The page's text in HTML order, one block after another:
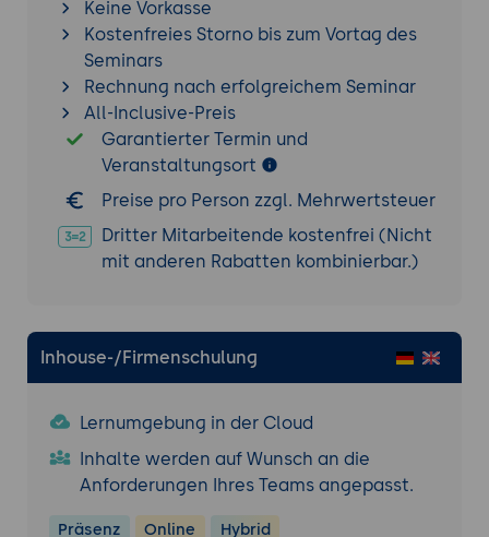
Agent-Modus:OTel-Collector als
DaemonSet (ein Collector pro Node).
Sidecar-Modus:
Instanz direkt im Applikations-Pod.
Gateway-Modus:Zentrales Collector-
Deployment zur Lastverteilung und
10.OTel + Grafana (LGTM Stack)
Korrelation:Nahtloser Übergang zwischen
Visualisierung:Erstellung von OTel-
basierten Dashboards in Grafana.
Basis von OTel-Metrics.
11. OTel + Elastic Stack
APM-Integration:Nutzung von OTel-Daten
innerhalb der Elastic APM-UI.
Keine Vorkasse
Kostenfreies Storno bis zum Vortag des
Seminars
Rechnung nach erfolgreichem Seminar
All-Inclusive-Preis
Garantierter Termin und
Veranstaltungsort
Preise pro Person zzgl. Mehrwertsteuer
Dritter Mitarbeitende kostenfrei (Nicht
mit anderen Rabatten kombinierbar.)
Inhouse-/Firmenschulung
Lernumgebung in der Cloud
Inhalte werden auf Wunsch an die
Anforderungen Ihres Teams angepasst.
Präsenz Online Hybrid